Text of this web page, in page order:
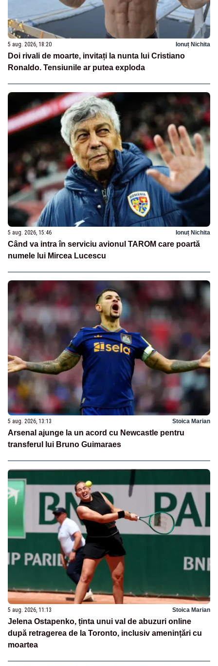
5 aug. 2026, 18:20 Ionuț Nichita
Doi rivali de moarte, invitați la nunta lui Cristiano
Ronaldo. Tensiunile ar putea exploda
5 aug. 2026, 15:46 Ionuț Nichita
Când va intra în serviciu avionul TAROM care poartă
numele lui Mircea Lucescu
5 aug. 2026, 13:13 Stoica Marian
Arsenal ajunge la un acord cu Newcastle pentru
transferul lui Bruno Guimaraes
5 aug. 2026, 11:13 Stoica Marian
Jelena Ostapenko, ținta unui val de abuzuri online
după retragerea de la Toronto, inclusiv amenințări cu
moartea